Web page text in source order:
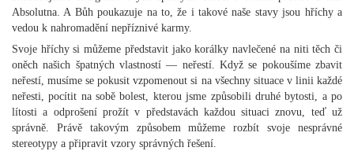
Absolutna. A Bůh poukazuje na to, že i takové naše stavy jsou hříchy a
vedou k nahromadění nepříznivé karmy.
Svoje hříchy si můžeme představit jako korálky navlečené na niti těch či
oněch našich špatných vlastností — neřestí. Když se pokoušíme zbavit
neřestí, musíme se pokusit vzpomenout si na všechny situace v linii každé
neřesti, pocítit na sobě bolest, kterou jsme způsobili druhé bytosti, a po
lítosti a odprošení prožít v představách každou situaci znovu, teď už
správně. Právě takovým způsobem můžeme rozbít svoje nesprávné
stereotypy a připravit vzory správných řešení.